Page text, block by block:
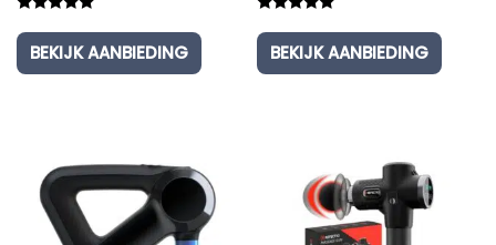
5.00
out of 5
BEKIJK AANBIEDING
5.00
out of 5
BEKIJK AANBIEDING